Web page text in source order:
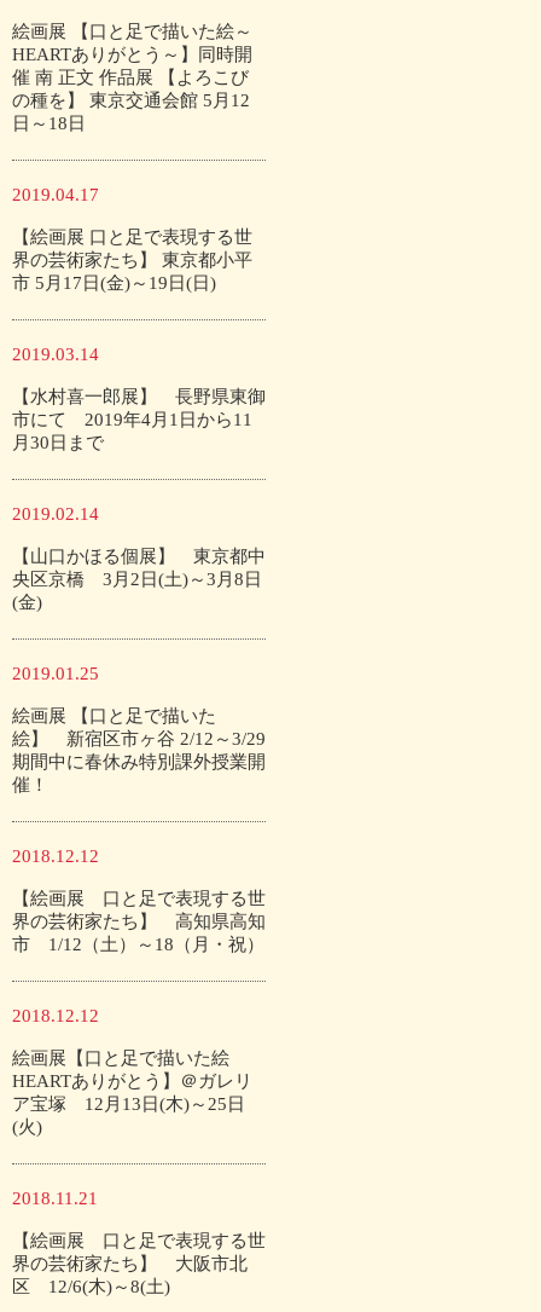
絵画展 【口と足で描いた絵～
HEARTありがとう～】同時開
催 南 正文 作品展 【よろこび
の種を】 東京交通会館 5月12
日～18日
2019.04.17
【絵画展 口と足で表現する世
界の芸術家たち】 東京都小平
市 5月17日(金)～19日(日)
2019.03.14
【水村喜一郎展】 長野県東御
市にて 2019年4月1日から11
月30日まで
2019.02.14
【山口かほる個展】 東京都中
央区京橋 3月2日(土)～3月8日
(金)
2019.01.25
絵画展 【口と足で描いた
絵】 新宿区市ヶ谷 2/12～3/29
期間中に春休み特別課外授業開
催！
2018.12.12
【絵画展 口と足で表現する世
界の芸術家たち】 高知県高知
市 1/12（土）～18（月・祝）
2018.12.12
絵画展【口と足で描いた絵
HEARTありがとう】＠ガレリ
ア宝塚 12月13日(木)～25日
(火)
2018.11.21
【絵画展 口と足で表現する世
界の芸術家たち】 大阪市北
区 12/6(木)～8(土)